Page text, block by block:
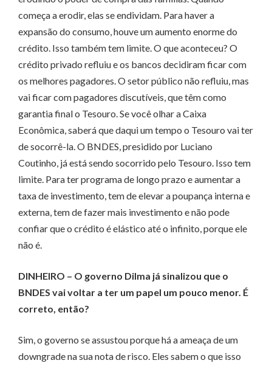
começa a erodir, elas se endividam. Para haver a
expansão do consumo, houve um aumento enorme do
crédito. Isso também tem limite. O que aconteceu? O
crédito privado refluiu e os bancos decidiram ficar com
os melhores pagadores. O setor público não refluiu, mas
vai ficar com pagadores discutíveis, que têm como
garantia final o Tesouro. Se você olhar a Caixa
Econômica, saberá que daqui um tempo o Tesouro vai ter
de socorrê-la. O BNDES, presidido por Luciano
Coutinho, já está sendo socorrido pelo Tesouro. Isso tem
limite. Para ter programa de longo prazo e aumentar a
taxa de investimento, tem de elevar a pou­­pança interna e
externa, tem de fazer mais investimento e não pode
confiar que o crédito é elástico até o infinito, porque ele
não é.
DINHEIRO – O governo Dilma já sinalizou que o
BNDES vai voltar a ter um papel um pouco menor. É
correto, então?
Sim, o governo se assustou porque há a ameaça de um
downgrade na sua nota de risco. Eles sabem o que isso